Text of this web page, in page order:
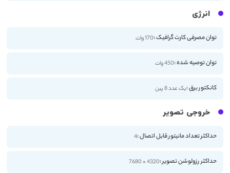
انرژی
توان مصرفی کارت گرافیک :170 وات
توان توصیه شده :450 وات
کانکتور برق :یک عدد 8 پین
خروجی تصویر
حداکثر تعداد مانیتور قابل اتصال :4
حداکثر رزولوشن تصویر :4320 × 7680